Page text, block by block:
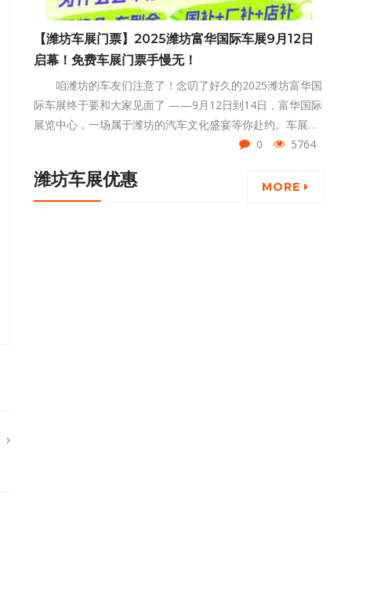
【潍坊车展门票】2025潍坊富华国际车展9月12日
启幕！免费车展门票手慢无！
咱潍坊的车友们注意了！念叨了好久的2025潍坊富华国
际车展终于要和大家见面了 ——9月12日到14日，富华国际
展览中心，一场属于潍坊的汽车文化盛宴等你赴约。车展日
的粉丝还有免费的潍坊车展门票领取，有需要的往下看。
0 5764
潍坊车展优惠 MORE